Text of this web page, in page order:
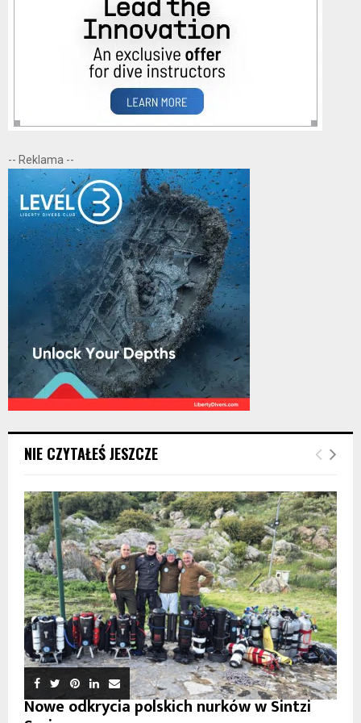
-- Reklama --
NIE CZYTAŁEŚ JESZCZE
Nowe odkrycia polskich nurków w Sintzi